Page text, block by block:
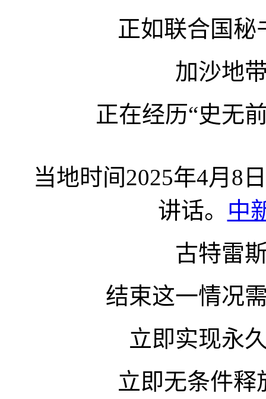
正如联合国秘
加沙地
正在经历“史无
当地时间2025年4月8
讲话。 中
古特雷
结束这一情况
立即实现永
立即无条件释